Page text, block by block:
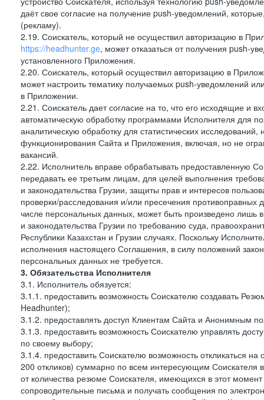
даёт свое согласие на получение push-уведомлений,
(рекламу).
2.19. Соискатель, который не осуществил авторизацию в
https://headhunter.ge, может отказаться от получения push-
установленного Приложения.
2.20. Соискатель, который осуществил авторизацию в
может настроить тематику получаемых push-уведомлений
в Приложении.
2.21. Соискатель дает согласие на то, что его исходящие и
автоматическую обработку программами Исполнителя для
аналитическую обработку для статистических
функционирования Сайта и Приложения, включая, но не
вакансий.
2.22. Исполнитель вправе обрабатывать предоставленную
передавать ее третьим лицам, для целей выполнения
и законодательства Грузии, защиты прав и интересов
проверки/расследования и/или пресечения
числе персональных данных, может быть произведено лишь
и законодательства Грузии по требованию суда,
Республики Казахстан и Грузии случаях. Поскольку
исполнения настоящего Соглашения, в силу положений
персональных данных не требуется.
3. Обязательства Исполнителя
3.1. Исполнитель обязуется:
3.1.1. предоставить возможность Соискателю создавать
Headhunter);
3.1.2. предоставлять доступ Клиентам Сайта и Анонимным
3.1.3. предоставить возможность Соискателю управлять
по своему выбору;
3.1.4. предоставить Соискателю возможность откликаться
200 откликов) суммарно по всем интересующим Соискателя
от количества резюме Соискателя, имеющихся в этот
сопроводительные письма и получать сообщения по